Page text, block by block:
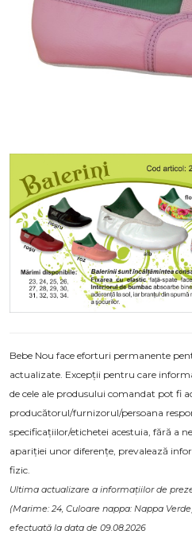
Bebe Nou face eforturi permanente
actualizate. Excepții pentru care
de cele ale produsului comandat pot fi
producătorul/furnizorul/persoana
specificațiilor/etichetei acestuia, fără a
apariției unor diferențe, prevalează
fizic.
Ultima actualizare a informațiilor de
(Marime: 24, Culoare nappa: Nappa
efectuată la data de 09.08.2026